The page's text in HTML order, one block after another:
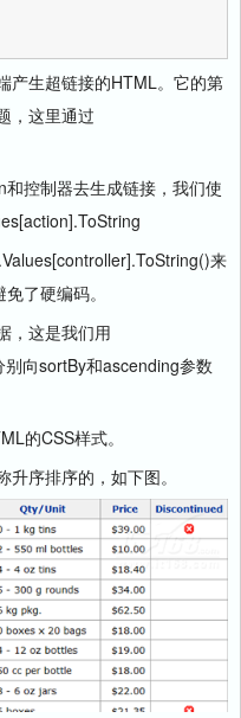
生超链接的HTML。它的第
，这里通过
控制器去生成链接，我们使
来
了硬编码。
这是我们用
向sortBy和ascending参数
的CSS样式。
序排序的，如下图。